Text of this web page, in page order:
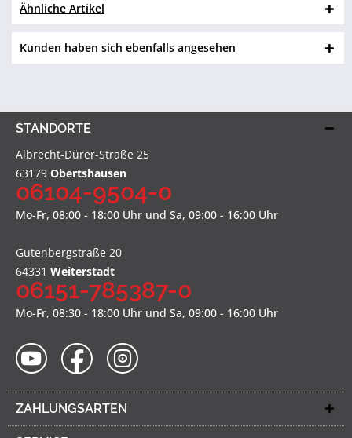
Ähnliche Artikel
Kunden haben sich ebenfalls angesehen
STANDORTE
Albrecht-Dürer-Straße 25
63179 Obertshausen
06104-9504-0
Mo-Fr, 08:00 - 18:00 Uhr und Sa, 09:00 - 16:00 Uhr
Gutenbergstraße 20
64331 Weiterstadt
06151-785387-0
Mo-Fr, 08:30 - 18:00 Uhr und Sa, 09:00 - 16:00 Uhr
ZAHLUNGSARTEN